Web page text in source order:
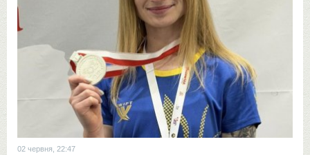
02 червня, 22:47